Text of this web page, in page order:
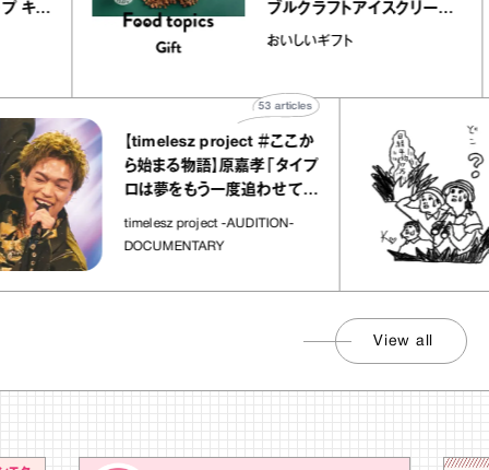
ルクレープ キャ
ブルクラフトアイスク
｜真野知子の「おいし
おいしいギフト
【timelesz project ＃ここか
ら始まる物語】原嘉孝「タイプ
ロは夢をもう一度追わせてく
れた場所」
timelesz project -AUDITION-
DOCUMENTARY
「
さ
社
View all